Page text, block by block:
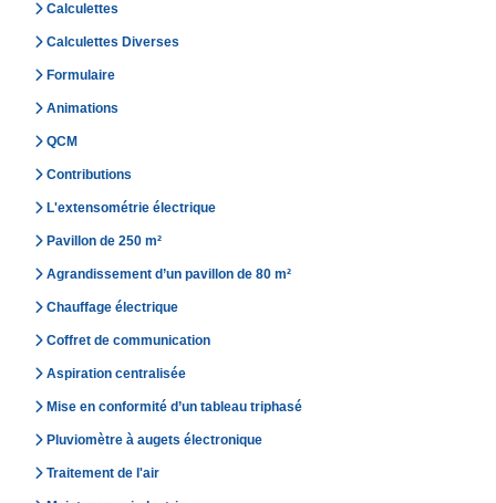
Calculettes
Calculettes Diverses
Formulaire
Animations
QCM
Contributions
L'extensométrie électrique
Pavillon de 250 m²
Agrandissement d’un pavillon de 80 m²
Chauffage électrique
Coffret de communication
Aspiration centralisée
Mise en conformité d’un tableau triphasé
Pluviomètre à augets électronique
Traitement de l'air